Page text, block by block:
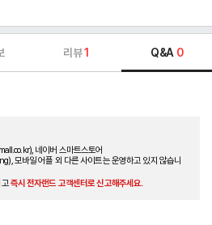
리뷰1 Q&A 0
네이버 스마트스토어
모바일 어플 외 다른 사이트는 운영하고 있지 않습니
고즉시 전자랜드 고객센터로 신고해주세요.